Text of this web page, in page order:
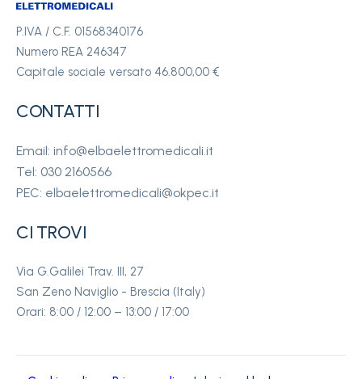
P.IVA / C.F. 01568340176
Numero REA 246347
Capitale sociale versato 46.800,00 €
CONTATTI
Email: info@elbaelettromedicali.it
Tel: 030 2160566
PEC: elbaelettromedicali@okpec.it
CI TROVI
Via G.Galilei Trav. III, 27
San Zeno Naviglio - Brescia (Italy)
Orari: 8:00 / 12:00 – 13:00 / 17:00